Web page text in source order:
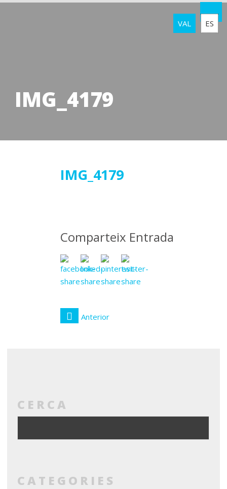
VAL ES
IMG_4179
IMG_4179
Comparteix Entrada
Anterior
CERCA
CATEGORIES